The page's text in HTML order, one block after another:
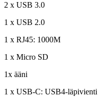
2 x USB 3.0
1 x USB 2.0
1 x RJ45: 1000M
1 x Micro SD
1x ääni
1 x USB-C: USB4-läpivienti